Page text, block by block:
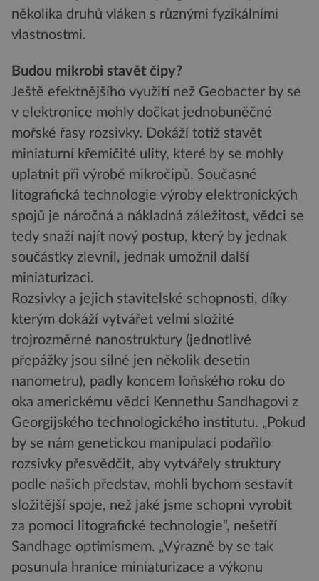
několika druhů vláken s různými fyzikálními
vlastnostmi.
Budou mikrobi stavět čipy?
Ještě efektnějšího využití než Geobacter by se
v elektronice mohly dočkat jednobuněčné
mořské řasy rozsivky. Dokáží totiž stavět
miniaturní křemičité ulity, které by se mohly
uplatnit při výrobě mikročipů. Současné
litografická technologie výroby elektronických
spojů je náročná a nákladná záležitost, vědci se
tedy snaží najít nový postup, který by jednak
součástky zlevnil, jednak umožnil další
miniaturizaci.
Rozsivky a jejich stavitelské schopnosti, díky
kterým dokáží vytvářet velmi složité
trojrozměrné nanostruktury (jednotlivé
přepážky jsou silné jen několik desetin
nanometru), padly koncem loňského roku do
oka americkému vědci Kennethu Sandhagovi z
Georgijského technologického institutu. „Pokud
by se nám genetickou manipulací podařilo
rozsivky přesvědčit, aby vytvářely struktury
podle našich představ, mohli bychom sestavit
složitější spoje, než jaké jsme schopni vyrobit
za pomoci litografické technologie“, nešetří
Sandhage optimismem. „Výrazně by se tak
posunula hranice miniaturizace a výkonu